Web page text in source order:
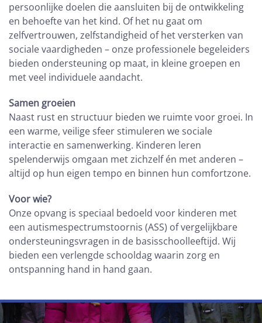
persoonlijke doelen die aansluiten bij de ontwikkeling
en behoefte van het kind. Of het nu gaat om
zelfvertrouwen, zelfstandigheid of het versterken van
sociale vaardigheden – onze professionele begeleiders
bieden ondersteuning op maat, in kleine groepen en
met veel individuele aandacht.
Samen groeien
Naast rust en structuur bieden we ruimte voor groei. In
een warme, veilige sfeer stimuleren we sociale
interactie en samenwerking. Kinderen leren
spelenderwijs omgaan met zichzelf én met anderen –
altijd op hun eigen tempo en binnen hun comfortzone.
Voor wie?
Onze opvang is speciaal bedoeld voor kinderen met
een autismespectrumstoornis (ASS) of vergelijkbare
ondersteuningsvragen in de basisschoolleeftijd. Wij
bieden een verlengde schooldag waarin zorg en
ontspanning hand in hand gaan.